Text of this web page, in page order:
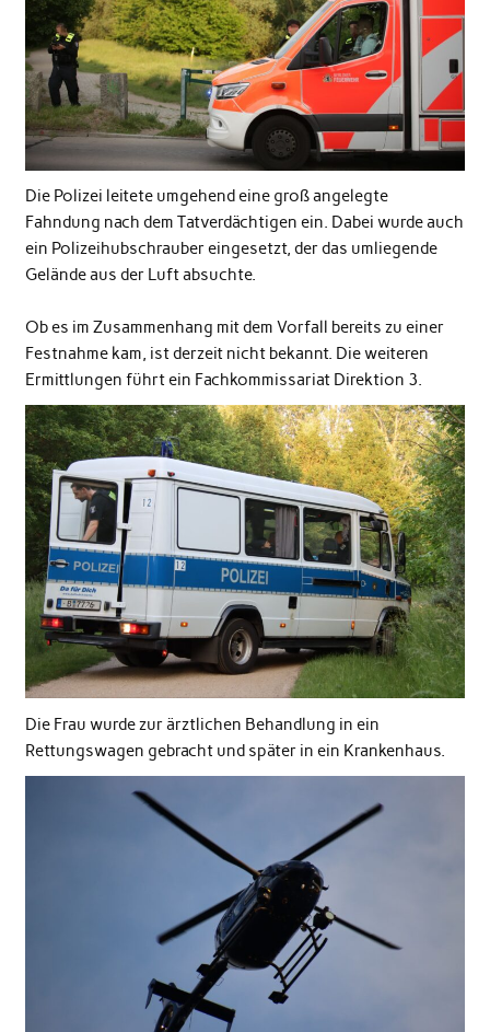
Die Polizei leitete umgehend eine groß angelegte
Fahndung nach dem Tatverdächtigen ein. Dabei wurde auch
ein Polizeihubschrauber eingesetzt, der das umliegende
Gelände aus der Luft absuchte.
Ob es im Zusammenhang mit dem Vorfall bereits zu einer
Festnahme kam, ist derzeit nicht bekannt. Die weiteren
Ermittlungen führt ein Fachkommissariat Direktion 3.
Die Frau wurde zur ärztlichen Behandlung in ein
Rettungswagen gebracht und später in ein Krankenhaus.